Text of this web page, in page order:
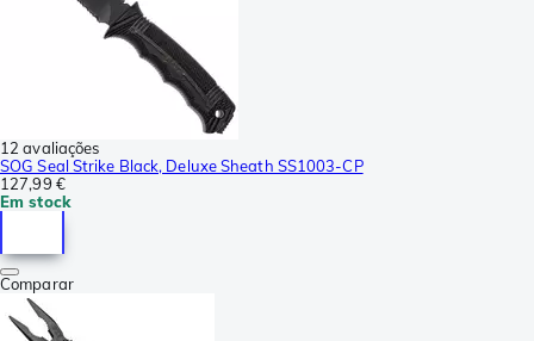
12 avaliações
SOG Seal Strike Black, Deluxe Sheath SS1003-CP
127,99 €
Em stock
Comparar